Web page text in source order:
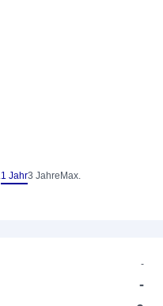
1 Jahr3 Jahre Max.
-
-